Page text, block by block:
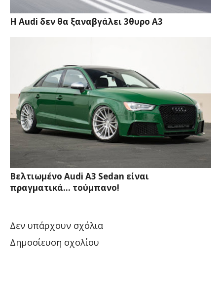
Η Audi δεν θα ξαναβγάλει 3θυρο A3
Βελτιωμένο Audi A3 Sedan είναι
πραγματικά... τούμπανο!
Δεν υπάρχουν σχόλια
Δημοσίευση σχολίου